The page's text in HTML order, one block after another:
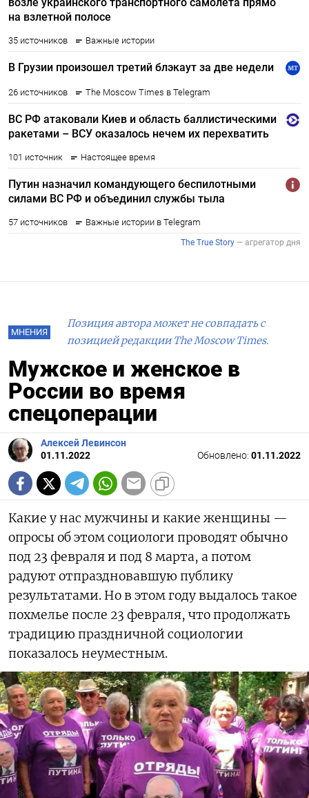
МНЕНИЯ
Позиция автора может не совпадать с
позицией редакции The Moscow Times.
Мужское и женское в
России во время
спецоперации
Алексей Левинсон
01.11.2022
Обновлено: 01.11.2022
Какие у нас мужчины и какие женщины —
опросы об этом социологи проводят обычно
под 23 февраля и под 8 марта, а потом
радуют отпраздновавшую публику
результатами. Но в этом году выдалось такое
похмелье после 23 февраля, что продолжать
традицию праздничной социологии
показалось неуместным.